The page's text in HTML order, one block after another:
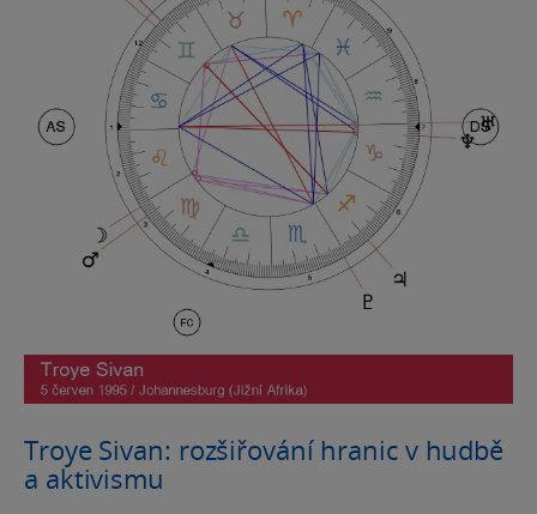
Troye Sivan: rozšiřování hranic v hudbě
a aktivismu